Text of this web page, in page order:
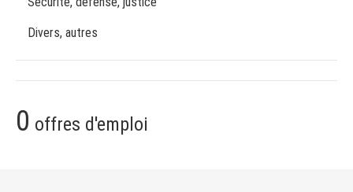
Divers, autres
0 offres d'emploi